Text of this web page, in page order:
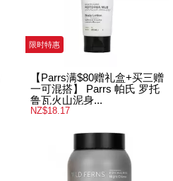
限时特惠
【Parrs满$80赠礼盒+买三赠
一可混搭】 Parrs 帕氏 罗托
鲁瓦火山泥身...
NZ$18.17